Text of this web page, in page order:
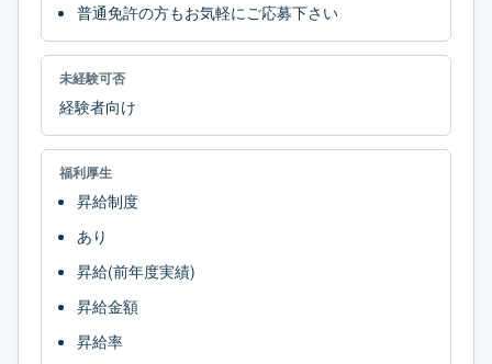
普通免許の方もお気軽にご応募下さい
未経験可否
経験者向け
福利厚生
昇給制度
あり
昇給(前年度実績)
昇給金額
昇給率